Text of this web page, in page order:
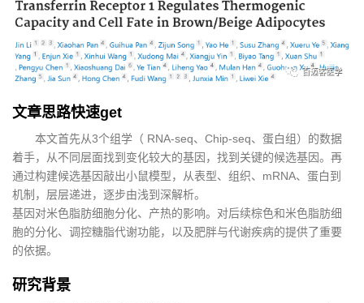
文章思路快速get
本文首先从3个组学（ RNA-seq、Chip-seq、蛋白组）的数据
着手，从不同层面找到变化较大的基因，找到关键的候选基因。再
通过构建候选基因敲出小鼠模型，从表型、组织、mRNA、蛋白到
机制，层层递进，逐步由浅到深解析。
基因对米色脂肪细胞分化、产热的影响。对后续棕色和米色脂肪细
胞的分化、调控糖脂代谢功能，以及肥胖与代谢疾病的提供了重要
的依据。
研究背景